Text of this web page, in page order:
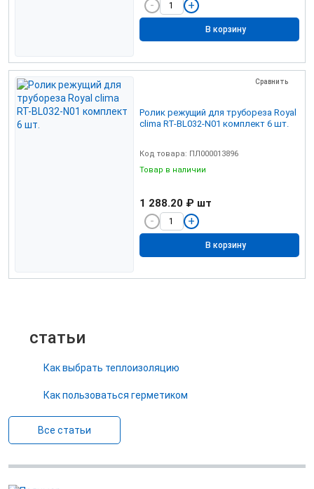
В корзину
Сравнить
Ролик режущий для трубореза Royal
clima RT-BL032-N01 комплект 6 шт.
Код товара: ПЛ000013896
Товар в наличии
1 288.20 ₽ шт
В корзину
статьи
Как выбрать теплоизоляцию
Как пользоваться герметиком
Все статьи